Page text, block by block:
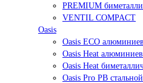
PREMIUM
VENTIL COMPACT
Oasis
Oasis ECO
Oasis Heat
Oasis Heat
Oasis Pro PB стальной